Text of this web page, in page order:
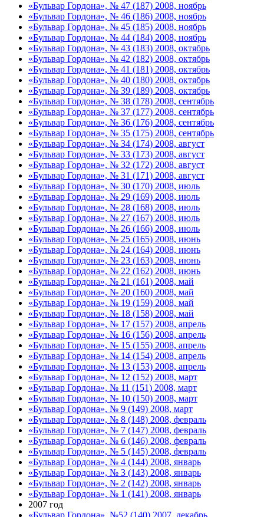
«Бульвар Гордона», № 47 (187) 2008, ноябрь
«Бульвар Гордона», № 46 (186) 2008, ноябрь
«Бульвар Гордона», № 45 (185) 2008, ноябрь
«Бульвар Гордона», № 44 (184) 2008, ноябрь
«Бульвар Гордона», № 43 (183) 2008, октябрь
«Бульвар Гордона», № 42 (182) 2008, октябрь
«Бульвар Гордона», № 41 (181) 2008, октябрь
«Бульвар Гордона», № 40 (180) 2008, октябрь
«Бульвар Гордона», № 39 (189) 2008, октябрь
«Бульвар Гордона», № 38 (178) 2008, сентябрь
«Бульвар Гордона», № 37 (177) 2008, сентябрь
«Бульвар Гордона», № 36 (176) 2008, сентябрь
«Бульвар Гордона», № 35 (175) 2008, сентябрь
«Бульвар Гордона», № 34 (174) 2008, август
«Бульвар Гордона», № 33 (173) 2008, август
«Бульвар Гордона», № 32 (172) 2008, август
«Бульвар Гордона», № 31 (171) 2008, август
«Бульвар Гордона», № 30 (170) 2008, июль
«Бульвар Гордона», № 29 (169) 2008, июль
«Бульвар Гордона», № 28 (168) 2008, июль
«Бульвар Гордона», № 27 (167) 2008, июль
«Бульвар Гордона», № 26 (166) 2008, июль
«Бульвар Гордона», № 25 (165) 2008, июнь
«Бульвар Гордона», № 24 (164) 2008, июнь
«Бульвар Гордона», № 23 (163) 2008, июнь
«Бульвар Гордона», № 22 (162) 2008, июнь
«Бульвар Гордона», № 21 (161) 2008, май
«Бульвар Гордона», № 20 (160) 2008, май
«Бульвар Гордона», № 19 (159) 2008, май
«Бульвар Гордона», № 18 (158) 2008, май
«Бульвар Гордона», № 17 (157) 2008, апрель
«Бульвар Гордона», № 16 (156) 2008, апрель
«Бульвар Гордона», № 15 (155) 2008, апрель
«Бульвар Гордона», № 14 (154) 2008, апрель
«Бульвар Гордона», № 13 (153) 2008, апрель
«Бульвар Гордона», № 12 (152) 2008, март
«Бульвар Гордона», № 11 (151) 2008, март
«Бульвар Гордона», № 10 (150) 2008, март
«Бульвар Гордона», № 9 (149) 2008, март
«Бульвар Гордона», № 8 (148) 2008, февраль
«Бульвар Гордона», № 7 (147) 2008, февраль
«Бульвар Гордона», № 6 (146) 2008, февраль
«Бульвар Гордона», № 5 (145) 2008, февраль
«Бульвар Гордона», № 4 (144) 2008, январь
«Бульвар Гордона», № 3 (143) 2008, январь
«Бульвар Гордона», № 2 (142) 2008, январь
«Бульвар Гордона», № 1 (141) 2008, январь
2007 год
«Бульвар Гордона», №52 (140) 2007, декабрь